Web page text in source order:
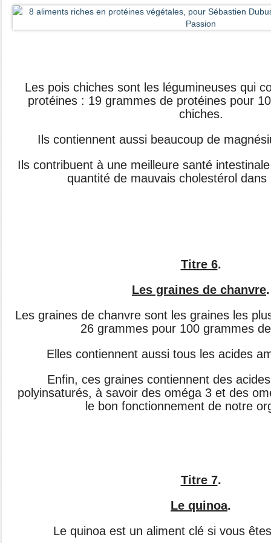
Les pois chiches sont les légumineuses qui
protéines : 19 grammes de protéines pour
chiches.
Ils contiennent aussi beaucoup de
Ils contribuent à une meilleure santé
quantité de mauvais cholestérol dans
Titre 6.
Les graines de chanvre.
Les graines de chanvre sont les graines les
26 grammes pour 100 grammes
Elles contiennent aussi tous les acides
Enfin, ces graines contiennent des
polyinsaturés, à savoir des oméga 3 et des
le bon fonctionnement de notre
Titre 7.
Le quinoa.
Le quinoa est un aliment clé si vous